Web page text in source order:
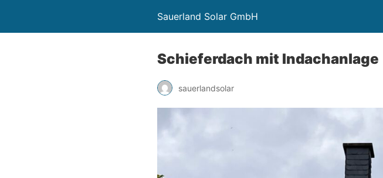
Sauerland Solar GmbH
Schieferdach mit Indachanlage
sauerlandsolar